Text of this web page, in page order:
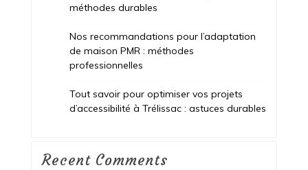
méthodes durables
Nos recommandations pour l’adaptation
de maison PMR : méthodes
professionnelles
Tout savoir pour optimiser vos projets
d’accessibilité à Trélissac : astuces durables
Recent Comments